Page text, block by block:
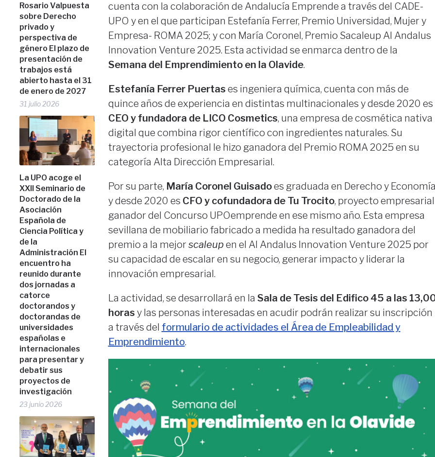
Rosario Valpuesta
sobre Derecho
privado y
perspectiva de
género El plazo de
presentación de
trabajos está
abierto hasta el 31
de enero de 2027
31 julio 2026
La UPO acoge el
XXII Seminario de
Doctorado de la
Asociación
Española de
Ciencia Política y
de la
Administración El
encuentro ha
reunido durante
dos jornadas a
catorce
doctorandos y
doctorandas de
universidades
españolas e
internacionales
para presentar y
debatir sus
proyectos de
investigación
23 junio 2026
cuenta con la colaboración de Andalucía Emprende a través del CADE-
UPO y en el que participan Estefanía Ferrer, Premio Universidad, Mujer y
Empresa- ROMA 2025; y con María Coronel, Premio Sacaleup Al Andalus
Innovation Venture 2025. Esta actividad se enmarca dentro de la
Semana del Emprendimiento en la Olavide.
Estefanía Ferrer Puertas es ingeniera química, cuenta con más de
quince años de experiencia en distintas multinacionales y desde 2020 es
CEO y fundadora de LICO Cosmetics, una empresa de cosmética nativa
digital que combina rigor científico con ingredientes naturales. Su
trayectoria profesional le hizo ganadora del Premio ROMA 2025 en su
categoría Alta Dirección Empresarial.
Por su parte, María Coronel Guisadoes graduada en Derecho y
y desde 2020 es CFO y cofundadora de Tu Trocito, proyecto empresarial
ganador del Concurso UPOemprende en ese mismo año. Esta empresa
sevillana de mobiliario fabricado a medida ha resultado ganadora del
premio a la mejor scaleup en el Al Andalus Innovation Venture 2025 por
su capacidad de escalar en su negocio, generar impacto y liderar la
innovación empresarial.
La actividad, se desarrollará en la Sala de Tesis del Edifico 45 a las
horas y las personas interesadas en acudir podrán realizar su inscripción
a través del formulario de actividades el Área de Empleabilidad y
Emprendimiento.